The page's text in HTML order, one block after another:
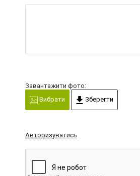
Завантажити фото:
Вибрати
Зберегти
Авторизуватись